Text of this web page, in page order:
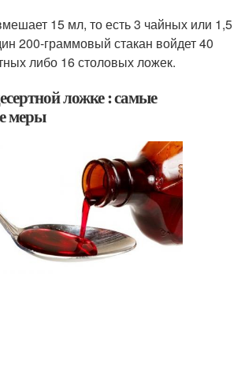
15 мл, то есть 3 чайных или 1,5
200-граммовый стакан войдет 40
либо 16 столовых ложек.
ложке : самые
меры